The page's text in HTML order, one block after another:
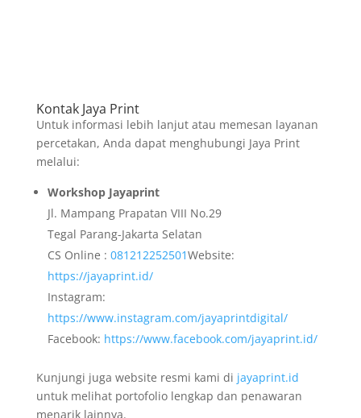
Kontak Jaya Print
Untuk informasi lebih lanjut atau memesan layanan
percetakan, Anda dapat menghubungi Jaya Print
melalui:
Workshop Jayaprint
Jl. Mampang Prapatan VIII No.29
Tegal Parang-Jakarta Selatan
CS Online : 081212252501Website:
https://jayaprint.id/
Instagram:
https://www.instagram.com/jayaprintdigital/
Facebook: https://www.facebook.com/jayaprint.id/
Kunjungi juga website resmi kami di jayaprint.id
untuk melihat portofolio lengkap dan penawaran
menarik lainnya.